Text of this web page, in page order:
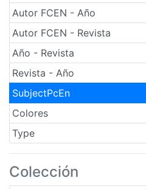
Autor FCEN - Año
Autor FCEN - Revista
Año - Revista
Revista - Año
SubjectPcEn
Colores
Type
Colección